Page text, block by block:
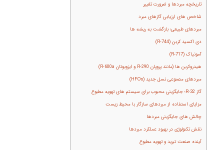
تاریخچه مبردها و ضرورت تغییر
شاخص های ارزیابی گازهای مبرد
مبردهای طبیعی؛ بازگشت به ریشه ها
دی اکسید کربن (R-744)
آمونیاک (R-717)
هیدروکربن ها (مانند پروپان R-290 و ایزوبوتان R-600a)
مبردهای مصنوعی نسل جدید (HFOs)
گاز R-32؛ جایگزینی محبوب برای سیستم های تهویه مطبوع
مزایای استفاده از مبردهای سازگار با محیط زیست
چالش های جایگزینی مبردها
نقش تکنولوژی در بهبود عملکرد مبردها
آینده صنعت تبرید و تهویه مطبوع